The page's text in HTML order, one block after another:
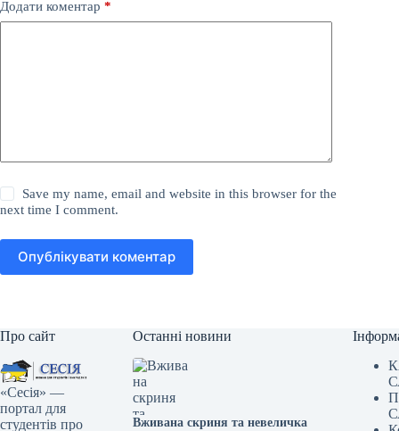
Додати коментар *
Save my name, email and website in this browser for the
next time I comment.
Опублікувати коментар
Про сайт
«Сесія» —
портал для
студентів про
Останні новини
Вживана скриня та невеличка